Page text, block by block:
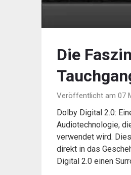
Die
Veröffentlicht am 07
Dolby Digital 2.0:
Audiotechnologie,
verwendet wird.
direkt in das
Digital 2.0 einen